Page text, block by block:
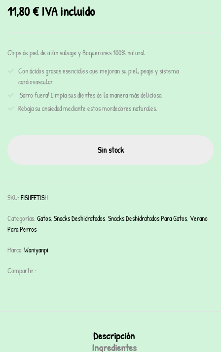
11,80€IVA incluido
Chips de piel de atún salvaje y Boquerones 100% natural
Con ácidos grasos esenciales que mejoran su piel, peaje y sistema
cardiovascular.
¡Sarro fuera! Limpia sus dientes de la manera más deliciosa.
Rebaja su ansiedad mediante estos mordedores naturales.
Sin stock
SKU: FISHFETISH
Categorías: Gatos, Snacks Deshidratados, Snacks Deshidratados Para Gatos, Verano
Para Perros
Marca: Waniyanpi
Compartir :
Descripción
Ingredientes